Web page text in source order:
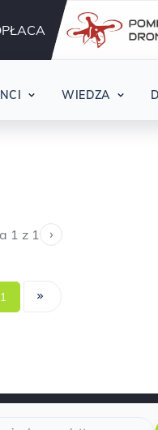
Działamy
WIEDZA
1 z 1 ›
1